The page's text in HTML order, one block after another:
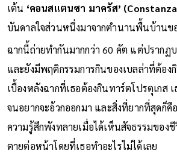
เต้น ‘คอนสแตนซา มาครัส’
บันดาลใจส่วนหนึ่งมาจากตำนานพื้นบ้านข
ฉากนี้ถ่ายทำกันมากกว่า 60 คัต แต่ปรากฏ
และยังมีพฤติกรรมการกินของเบลล่าที่ต้อง
เบื้องหลังฉากที่เธอต้องกินทาร์ตโปรตุเกส
จนอยากจะอ้วกออกมา และสิ่งที่ยากที่สุดก็คื
ความรู้สึกพังทลายเมื่อได้เห็นสัจธรรมของ
ตายต่อหน้าโดยที่เธอทำอะไรไม่ได้เลย